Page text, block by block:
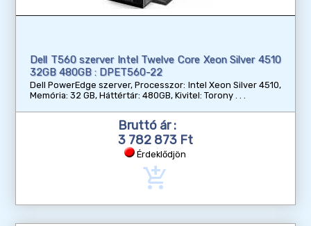
Dell T560 szerver Intel Twelve Core Xeon Silver 4510
32GB 480GB : DPET560-22
Dell PowerEdge szerver, Processzor: Intel Xeon Silver 4510,
Memória: 32 GB, Háttértár: 480GB, Kivitel: Torony
Bruttó ár :
3 782 873 Ft
Érdeklődjön
add_shopping_cart